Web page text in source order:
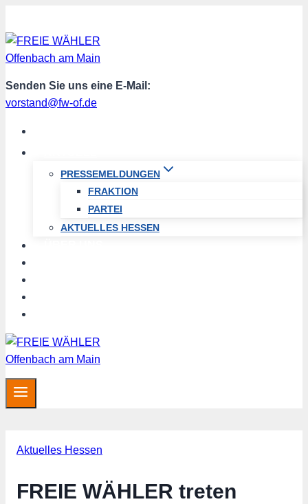
Inhalt
springen
Senden Sie uns eine E-Mail:
vorstand@fw-of.de
PRESSEMELDUNGEN
FRAKTION
PARTEI
AKTUELLES HESSEN
Aktuelles Hessen
FREIE WÄHLER treten